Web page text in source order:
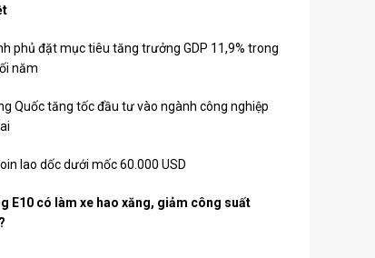
phủ đặt mục tiêu tăng trưởng GDP 11,9% trong
năm
Quốc tăng tốc đầu tư vào ngành công nghiệp
lao dốc dưới mốc 60.000 USD
E10 có làm xe hao xăng, giảm công suất